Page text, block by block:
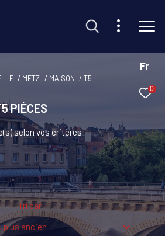
Fr
0
METZ MAISON T5
PIÈCES
selon vos critères
Tri par
plus ancien
recherche
correspond à vos critères